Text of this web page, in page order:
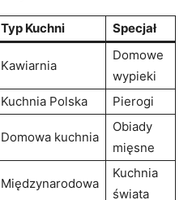
Typ Kuchni Specjał
Kawiarnia
Domowe
wypieki
Kuchnia Polska Pierogi
Domowa kuchnia
Obiady
mięsne
Międzynarodowa
Kuchnia
świata